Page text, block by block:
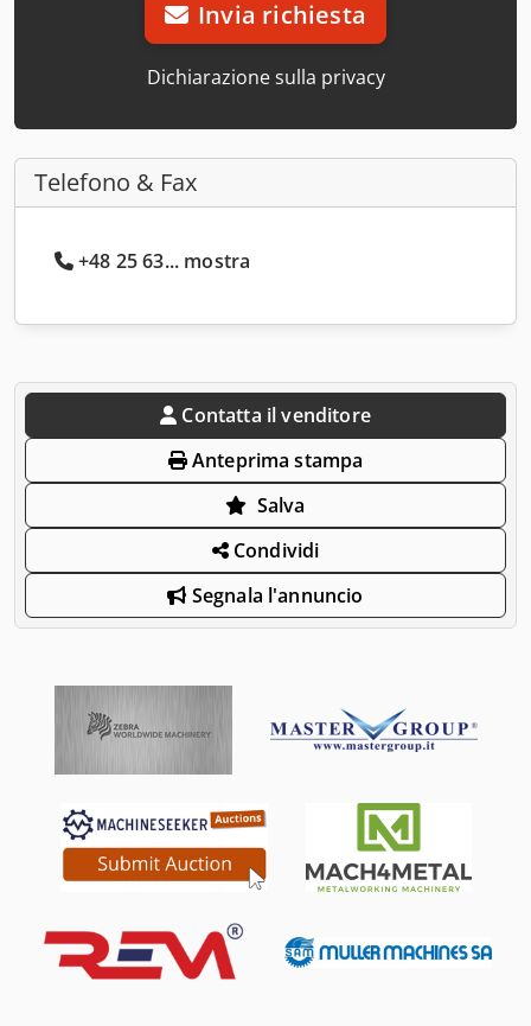
Invia richiesta
Dichiarazione sulla privacy
Telefono & Fax
+48 25 63... mostra
Contatta il venditore
Anteprima stampa
Salva
Condividi
Segnala l'annuncio